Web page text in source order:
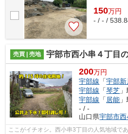
150万円
- / - /
売買 | 売地 宇部市西小串４丁目
200万円
宇部線 「宇部新
宇部線 「琴芝
宇部線 「居能
- / -
山口県宇部市西
ここがイチオシ。西小串3丁目の人気地域で